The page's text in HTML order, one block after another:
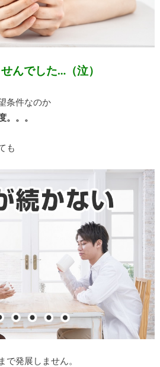
んでした…（泣）
条件なのか
。。。
も
で発展しません。